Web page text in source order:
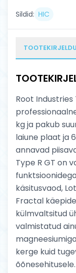
Sildid: HIC
Root Industries
kg ja pakub
laiune plaat ja
annavad
Type R GT on
käsitusvaod,
Fractal
külmvaltsitud
valmistatud
kerge kuid